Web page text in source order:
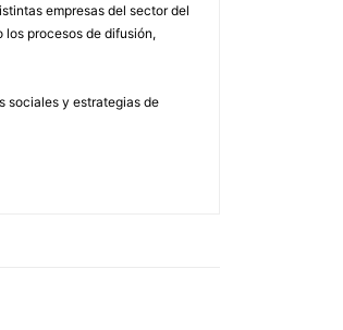
empresas del sector del
los procesos de difusión,
sociales y estrategias de